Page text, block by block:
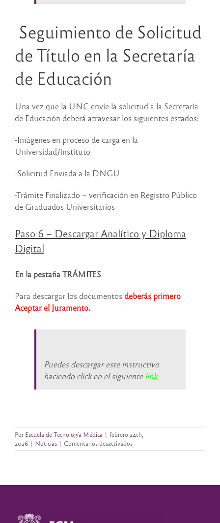
Seguimiento de Solicitud
de Título en la Secretaría
de Educación
Una vez que la UNC envíe la solicitud a la Secretaría
de Educación deberá atravesar los siguientes estados:
-Imágenes en proceso de carga en la
Universidad/Instituto
-Solicitud Enviada a la DNGU
-Trámite Finalizado – verificación en Registro Público
de Graduados Universitarios
Paso 6 – Descargar Analítico y Diploma
Digital
En la pestañaTRÁMITES
Para descargar los documentos deberás primero
Aceptar el Juramento.
Puedes descargar este instructivo
haciendo click en el siguientelink
PorEscuela de Tecnología Médica | febrero 24th,
2026 | Noticias | Comentarios desactivadosen
TRAMITE
Colación